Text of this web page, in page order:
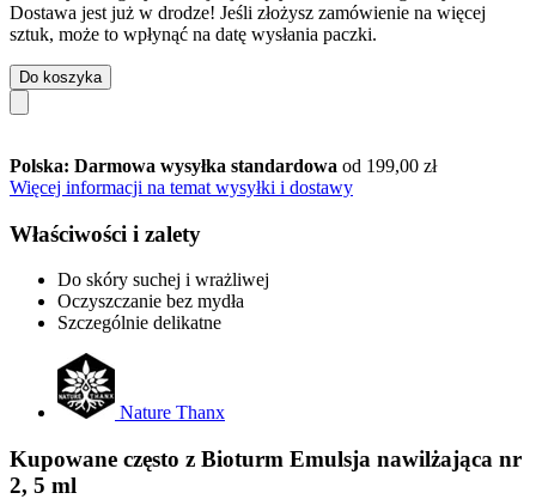
Dostawa jest już w drodze! Jeśli złożysz zamówienie na więcej
sztuk, może to wpłynąć na datę wysłania paczki.
Do koszyka
Polska: Darmowa wysyłka standardowa od 199,00 zł
Więcej informacji na temat wysyłki i dostawy
Właściwości i zalety
Do skóry suchej i wrażliwej
Oczyszczanie bez mydła
Szczególnie delikatne
Nature Thanx
Kupowane często z Bioturm Emulsja nawilżająca nr
2, 5 ml